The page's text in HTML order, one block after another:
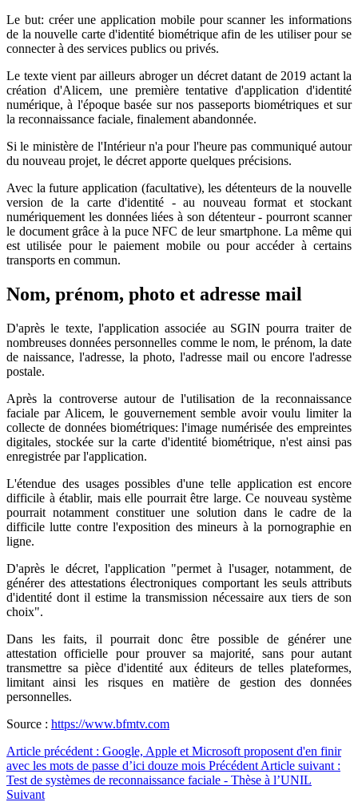
Le but: créer une application mobile pour scanner les informations
de la nouvelle carte d'identité biométrique afin de les utiliser pour se
connecter à des services publics ou privés.
Le texte vient par ailleurs abroger un décret datant de 2019 actant la
création d'Alicem, une première tentative d'application d'identité
numérique, à l'époque basée sur nos passeports biométriques et sur
la reconnaissance faciale, finalement abandonnée.
Si le ministère de l'Intérieur n'a pour l'heure pas communiqué autour
du nouveau projet, le décret apporte quelques précisions.
Avec la future application (facultative), les détenteurs de la nouvelle
version de la carte d'identité - au nouveau format et stockant
numériquement les données liées à son détenteur - pourront scanner
le document grâce à la puce NFC de leur smartphone. La même qui
est utilisée pour le paiement mobile ou pour accéder à certains
transports en commun.
Nom, prénom, photo et adresse mail
D'après le texte, l'application associée au SGIN pourra traiter de
nombreuses données personnelles comme le nom, le prénom, la date
de naissance, l'adresse, la photo, l'adresse mail ou encore l'adresse
postale.
Après la controverse autour de l'utilisation de la reconnaissance
faciale par Alicem, le gouvernement semble avoir voulu limiter la
collecte de données biométriques: l'image numérisée des empreintes
digitales, stockée sur la carte d'identité biométrique, n'est ainsi pas
enregistrée par l'application.
L'étendue des usages possibles d'une telle application est encore
difficile à établir, mais elle pourrait être large. Ce nouveau système
pourrait notamment constituer une solution dans le cadre de la
difficile lutte contre l'exposition des mineurs à la pornographie en
ligne.
D'après le décret, l'application "permet à l'usager, notamment, de
générer des attestations électroniques comportant les seuls attributs
d'identité dont il estime la transmission nécessaire aux tiers de son
choix".
Dans les faits, il pourrait donc être possible de générer une
attestation officielle pour prouver sa majorité, sans pour autant
transmettre sa pièce d'identité aux éditeurs de telles plateformes,
limitant ainsi les risques en matière de gestion des données
personnelles.
Source : https://www.bfmtv.com
Article précédent : Google, Apple et Microsoft proposent d'en finir
avec les mots de passe d’ici douze mois Précédent Article suivant :
Test de systèmes de reconnaissance faciale - Thèse à l’UNIL
Suivant